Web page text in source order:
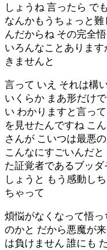
しょうね 言ったら で
なんかもうちょっと
んだからね その完全
いろんなことありま
きませんと
言って いえ それは構
いくらか まあ形だけ
い わかりますと言っ
を見せたんですね こ
さんが こいつは最悪
こんなにすごいんだ
た証覚者であるブッ
しょうと もう感動し
ちゃって
煩悩がなくなって悟
のかと だから悪魔が
は負けません 誰にも